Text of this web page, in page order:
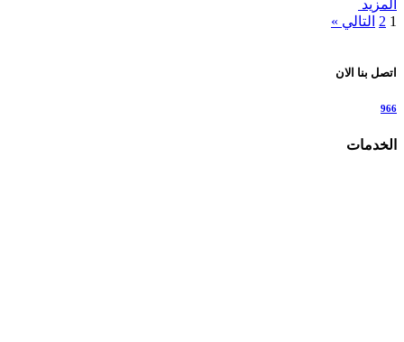
المزيد
1
2 التالي »
اتصل بنا الان
966
الخدمات